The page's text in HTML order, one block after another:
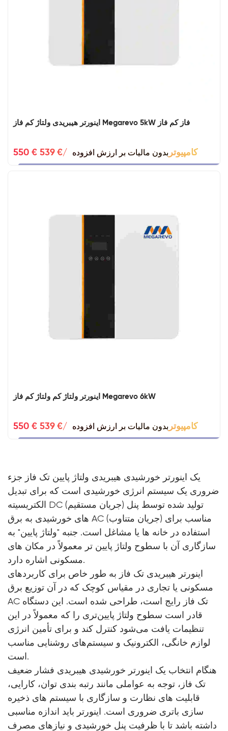
اینورتر هیبریدی ولتاژ کم فاز Megarevo 5kW فاز کم فاز
550 € 539 €/کامپیوتر بدون مالیات بر ارزش افزوده
اینورتر ولتاژ کم ولتاژ کم فاز Megarevo 6kW
550 € 539 €/کامپیوتر بدون مالیات بر ارزش افزوده
یک اینورتر خورشیدی هیبریدی ولتاژ پایین تک فاز جزء
ضروری یک سیستم انرژی خورشیدی است که برای تبدیل
الکتریسیته DC (جریان مستقیم) تولید شده توسط پنل
های خورشیدی به برق AC (جریان متناوب) مناسب برای
استفاده در خانه ها یا مشاغل است. جنبه "ولتاژ پایین" به
سازگاری آن با سطوح ولتاژ پایین تر معمولاً در مکان های
مسکونی اشاره دارد.
اینورتر هیبریدی تک فاز به طور خاص برای کاربردهای
مسکونی یا تجاری در مقیاس کوچک که در آن توزیع برق
AC تک فاز رایج است، طراحی شده است. این دستگاه
قادر است سطوح ولتاژ پایین‌تری را که معمولاً در این
تنظیمات یافت می‌شود کنترل کند و برای تأمین انرژی
لوازم خانگی، الکترونیک و سیستم‌های روشنایی مناسب
است.
هنگام انتخاب یک اینورتر خورشیدی هیبریدی فشار ضعیف
تک فاز، توجه به عواملی مانند رتبه بندی توان، کارایی،
قابلیت های نظارت و سازگاری با سیستم های ذخیره
سازی باتری ضروری است. اینورتر باید اندازه مناسبی
داشته باشد تا با ظرفیت پنل خورشیدی و نیازهای مصرف